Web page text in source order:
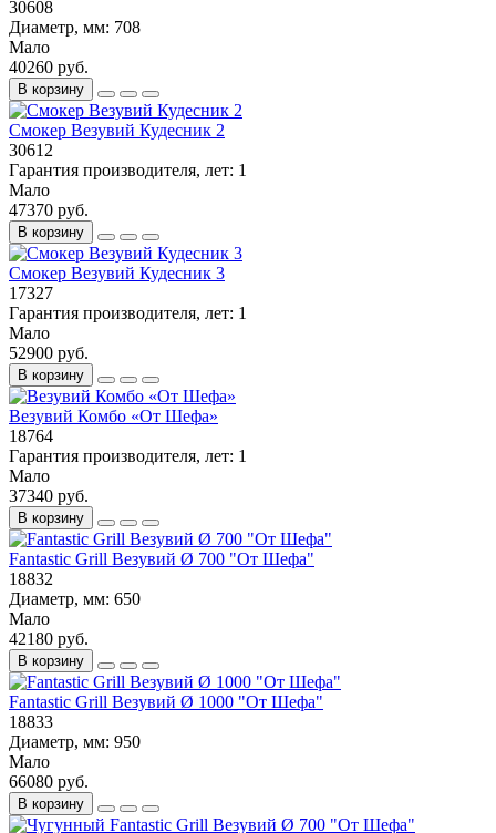
30608
Диаметр, мм: 708
Мало
40260 руб.
В корзину
Смокер Везувий Кудесник 2
30612
Гарантия производителя, лет: 1
Мало
47370 руб.
В корзину
Смокер Везувий Кудесник 3
17327
Гарантия производителя, лет: 1
Мало
52900 руб.
В корзину
Везувий Комбо «От Шефа»
18764
Гарантия производителя, лет: 1
Мало
37340 руб.
В корзину
Fantastic Grill Везувий Ø 700 "От Шефа"
18832
Диаметр, мм: 650
Мало
42180 руб.
В корзину
Fantastic Grill Везувий Ø 1000 "От Шефа"
18833
Диаметр, мм: 950
Мало
66080 руб.
В корзину